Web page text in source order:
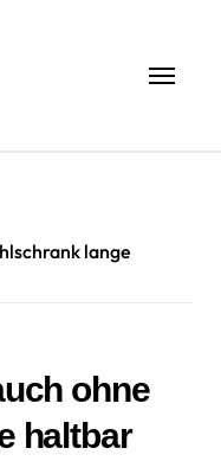
lange
ohne
haltbar